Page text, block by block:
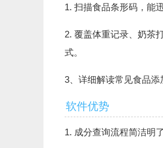
1. 扫描食品条形码，能
2. 覆盖体重记录、奶茶
式。
3、详细解读常见食品
软件优势
1. 成分查询流程简洁明